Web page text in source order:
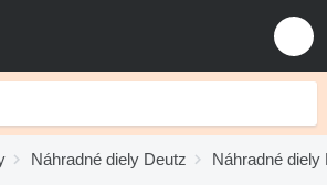
Náhradné diely Deutz Náhradné diely